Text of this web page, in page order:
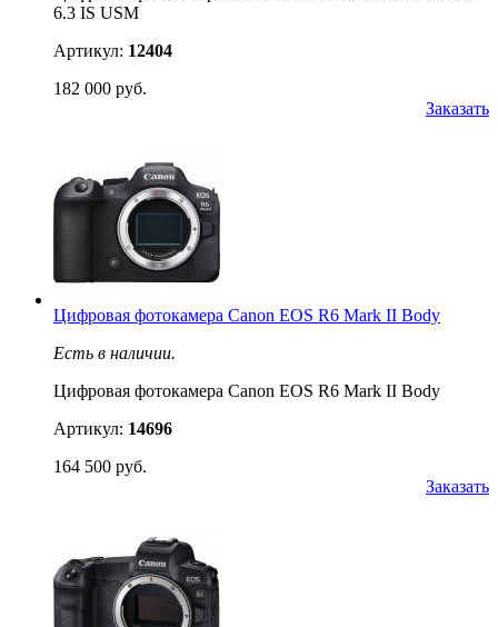
6.3 IS USM
Артикул: 12404
182 000 руб.
Заказать
Цифровая фотокамера Canon EOS R6 Mark II Body
Есть в наличии.
Цифровая фотокамера Canon EOS R6 Mark II Body
Артикул: 14696
164 500 руб.
Заказать